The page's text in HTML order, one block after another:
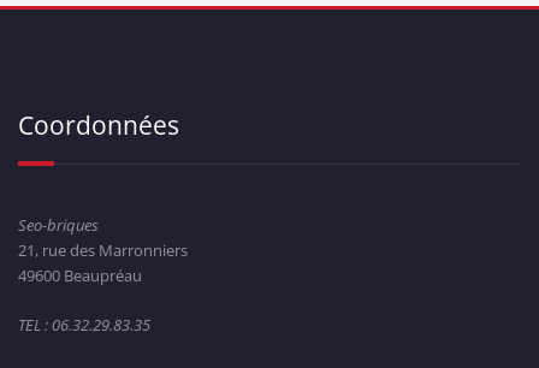
Coordonnées
Seo-briques
21, rue des Marronniers
49600 Beaupréau
TEL : 06.32.29.83.35